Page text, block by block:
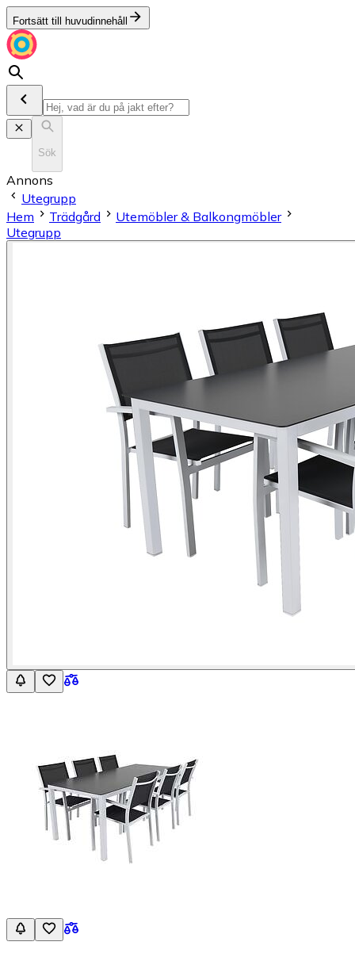
Fortsätt till huvudinnehåll
Sök
Annons
Utegrupp
Hem
Trädgård
Utemöbler & Balkongmöbler
Utegrupp